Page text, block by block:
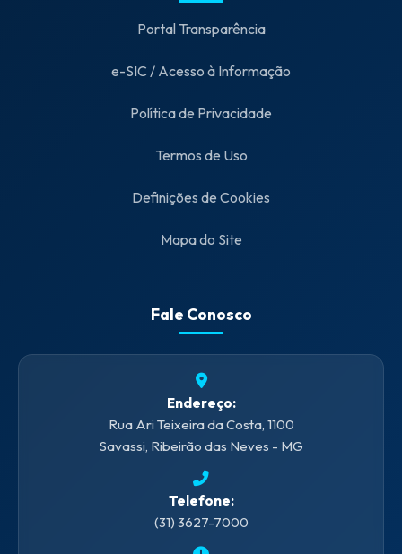
Portal Transparência
e-SIC / Acesso à Informação
Política de Privacidade
Termos de Uso
Definições de Cookies
Mapa do Site
Fale Conosco
Endereço:
Rua Ari Teixeira da Costa, 1100
Savassi, Ribeirão das Neves - MG
Telefone:
(31) 3627-7000